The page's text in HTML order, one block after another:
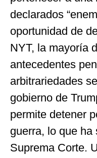
declarados
oportunidad de
NYT, la mayoría
antecedentes
arbitrariedades
gobierno de
permite detener
guerra, lo que
Suprema Corte.